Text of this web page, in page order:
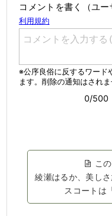
コメントを書く（ユー
こ
綾瀬はるか、美し
スコートは